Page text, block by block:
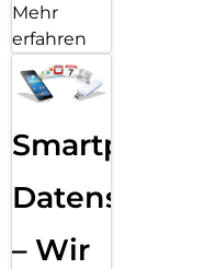
Mehr
erfahren
Smartphone
– Wir